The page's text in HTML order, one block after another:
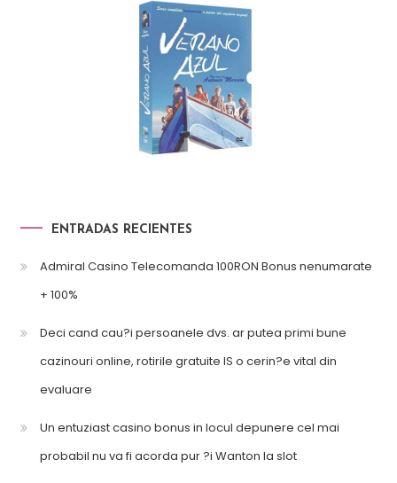
ENTRADAS RECIENTES
Admiral Casino Telecomanda 100RON Bonus nenumarate
+ 100%
Deci cand cau?i persoanele dvs. ar putea primi bune
cazinouri online, rotirile gratuite IS o cerin?e vital din
evaluare
Un entuziast casino bonus in locul depunere cel mai
probabil nu va fi acorda pur ?i Wanton la slot